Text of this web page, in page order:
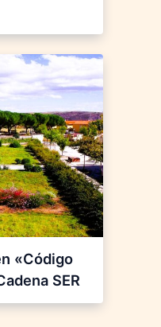
«Código
SER